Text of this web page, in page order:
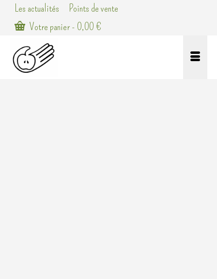
Les actualités
Points de vente
Votre panier- 0,00€